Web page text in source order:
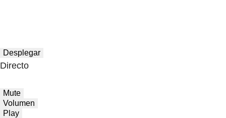
Desplegar
Directo
Mute
Volumen
Play